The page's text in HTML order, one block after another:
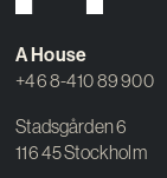
A House
+46 8-410 89 900
Stadsgården 6
116 45 Stockholm